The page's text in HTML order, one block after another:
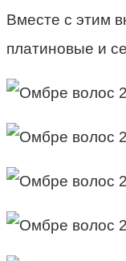
Вместе с этим
платиновые и